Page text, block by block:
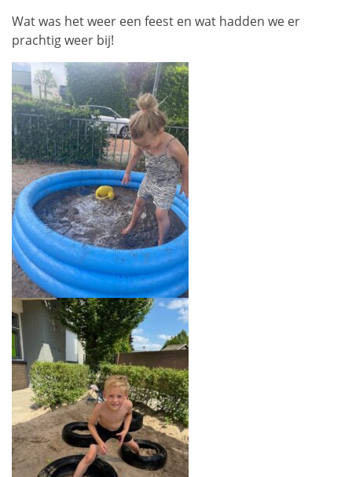
Wat was het weer een feest en wat hadden we er
prachtig weer bij!